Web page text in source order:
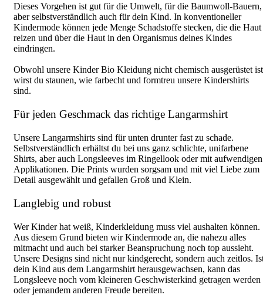
Dieses Vorgehen ist gut für die Umwelt, für die Baumwoll-Bauern,
aber selbstverständlich auch für dein Kind. In konventioneller
Kindermode können jede Menge Schadstoffe stecken, die die Haut
reizen und über die Haut in den Organismus deines Kindes
eindringen.
Obwohl unsere Kinder Bio Kleidung nicht chemisch ausgerüstet
wirst du staunen, wie farbecht und formtreu unsere Kindershirts
sind.
Für jeden Geschmack das richtige Langarmshirt
Unsere Langarmshirts sind für unten drunter fast zu schade.
Selbstverständlich erhältst du bei uns ganz schlichte, unifarbene
Shirts, aber auch Longsleeves im Ringellook oder mit aufwendigen
Applikationen. Die Prints wurden sorgsam und mit viel Liebe zum
Detail ausgewählt und gefallen Groß und Klein.
Langlebig und robust
Wer Kinder hat weiß, Kinderkleidung muss viel aushalten können.
Aus diesem Grund bieten wir Kindermode an, die nahezu alles
mitmacht und auch bei starker Beanspruchung noch top aussieht.
Unsere Designs sind nicht nur kindgerecht, sondern auch zeitlos.
dein Kind aus dem Langarmshirt herausgewachsen, kann das
Longsleeve noch vom kleineren Geschwisterkind getragen werden
oder jemandem anderen Freude bereiten.